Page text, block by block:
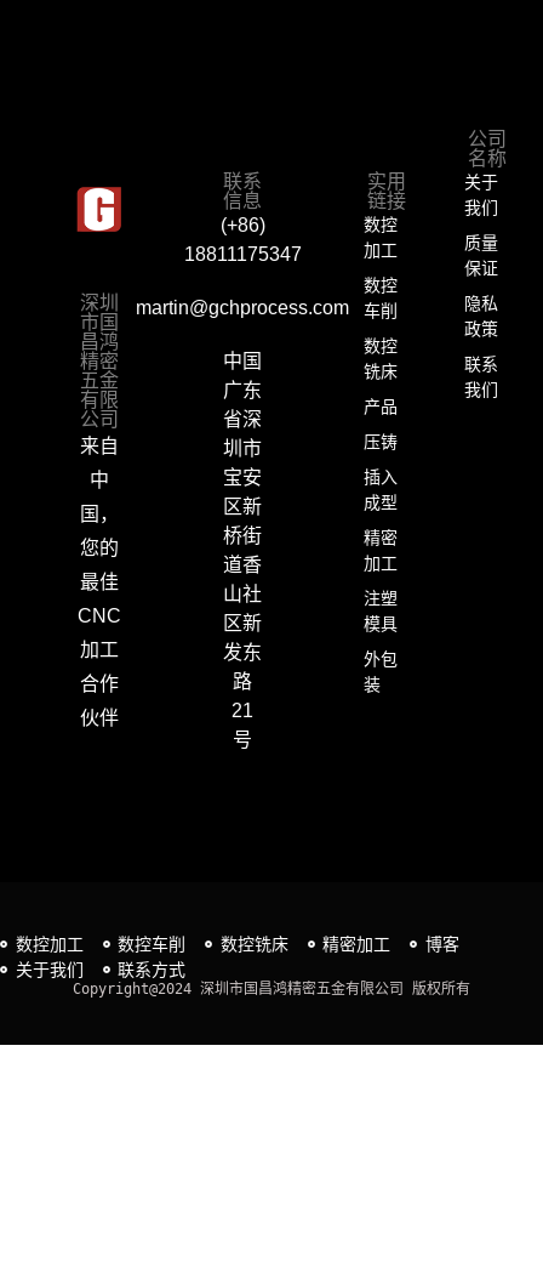
深圳
市国
昌鸿
精密
五金
有限
公司
来自
中
国，
您的
最佳
CNC
加工
合作
伙伴
联系
信息
(+86)
18811175347
martin@gchprocess.com
中国
广东
省深
圳市
宝安
区新
桥街
道香
山社
区新
发东
路
21
号
实用
链接
数控
加工
数控
车削
数控
铣床
产品
压铸
插入
成型
精密
加工
注塑
模具
外包
装
公司
名称
关于
我们
质量
保证
隐私
政策
联系
我们
数控加工 数控车削 数控铣床 精密加工
博客
关于我们
联系方式
Copyright@2024 深圳市国昌鸿精密五金有限公司 版权所有